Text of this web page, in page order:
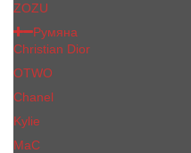
ZOZU
Румяна
Christian Dior
OTWO
Сhanеl
Kylie
MaC